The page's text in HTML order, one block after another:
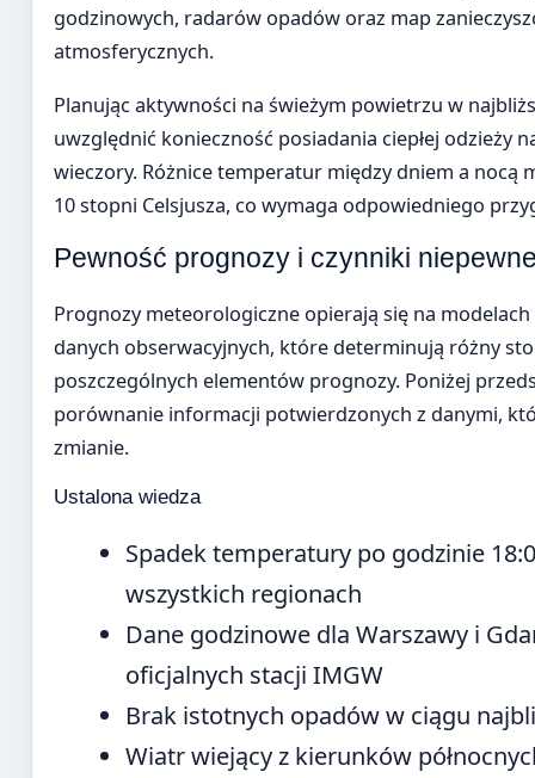
godzinowych, radarów opadów oraz map
atmosferycznych.
Planując aktywności na świeżym powietrzu w
uwzględnić konieczność posiadania ciepłej odzieży
wieczory. Różnice temperatur między dniem a nocą
10 stopni Celsjusza, co wymaga odpowiedniego
Pewność prognozy i czynniki
Prognozy meteorologiczne opierają się na
danych obserwacyjnych, które determinują różny
poszczególnych elementów prognozy. Poniżej
porównanie informacji potwierdzonych z danymi,
zmianie.
Ustalona wiedza
Spadek temperatury po godzinie
wszystkich regionach
Dane godzinowe dla Warszawy i
oficjalnych stacji IMGW
Brak istotnych opadów w ciągu
Wiatr wiejący z kierunków